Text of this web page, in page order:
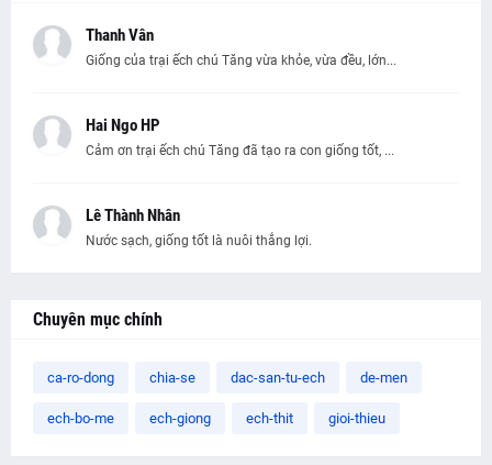
Thanh Vân
Giống của trại ếch chú Tăng vừa khỏe, vừa đều, lớn...
Hai Ngo HP
Cảm ơn trại ếch chú Tăng đã tạo ra con giống tốt, ...
Lê Thành Nhân
Nước sạch, giống tốt là nuôi thắng lợi.
Chuyên mục chính
ca-ro-dong chia-se dac-san-tu-ech de-men
ech-bo-me ech-giong ech-thit gioi-thieu